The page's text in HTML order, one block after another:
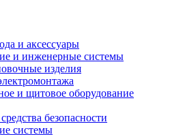
и аксессуары
и инженерные системы
изделия
и щитовое оборудование
безопасности
системы